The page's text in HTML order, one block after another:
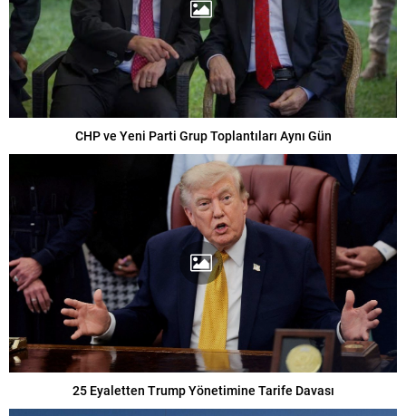
CHP ve Yeni Parti Grup Toplantıları Aynı Gün
25 Eyaletten Trump Yönetimine Tarife Davası